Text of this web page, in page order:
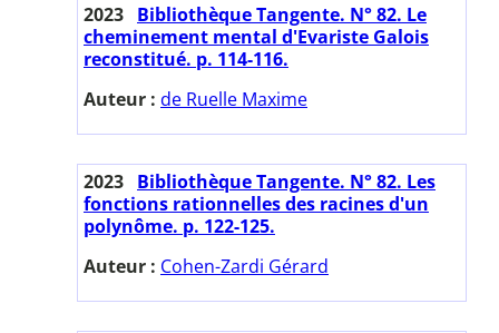
2023 Bibliothèque Tangente. N° 82. Le
cheminement mental d'Evariste Galois
reconstitué. p. 114-116.
Auteur : de Ruelle Maxime
2023 Bibliothèque Tangente. N° 82. Les
fonctions rationnelles des racines d'un
polynôme. p. 122-125.
Auteur : Cohen-Zardi Gérard